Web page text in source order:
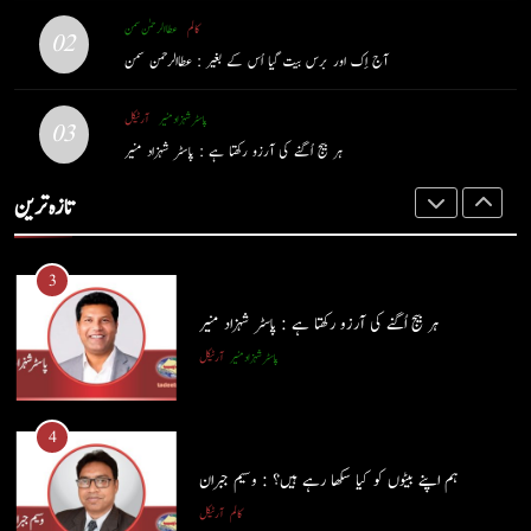
2
آج اِک اور برس بیت گیا اُس کے بغیر : عطاالرحمن سمن
عطا الرحمٰن سمن کالم
ہر بیج اُگنے کی آرزو رکھتا ہے : پاسٹر شہزاد منیر
4
5
02 عطا الرحمٰن سمن کالم
آج اِک اور برس بیت گیا اُس کے بغیر : عطاالرحمن سمن
03 آرٹیکل پاسٹر شہزاد منیر
ہر بیج اُگنے کی آرزو رکھتا ہے : پاسٹر شہزاد منیر
تازہ ترین
2
آج اِک اور برس بیت گیا اُس کے بغیر : عطاالرحمن سمن
3
ہر بیج اُگنے کی آرزو رکھتا ہے : پاسٹر شہزاد منیر
آرٹیکل پاسٹر شہزاد منیر
4
ہم اپنے بیٹوں کو کیا سکھا رہے ہیں؟ : وسیم جبران
آرٹیکل کالم